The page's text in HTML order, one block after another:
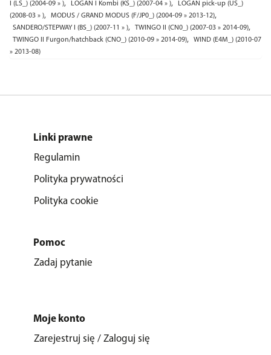
I (LS_) (2004-09 » ), LOGAN I Kombi (KS_) (2007-04 » ),
LOGAN pick-up (US_)
(2008-03 » ), MODUS / GRAND MODUS (F/JP0_) (2004-09 » 2013-12),
SANDERO/STEPWAY I (BS_) (2007-11 » ), TWINGO II (CN0_) (2007-03 » 2014-09),
TWINGO II Furgon/hatchback (CNO_) (2010-09 » 2014-09),
WIND (E4M_) (2010-07
» 2013-08)
Linki prawne
Regulamin
Polityka prywatności
Polityka cookie
Pomoc
Zadaj pytanie
Moje konto
Zarejestruj się / Zaloguj się